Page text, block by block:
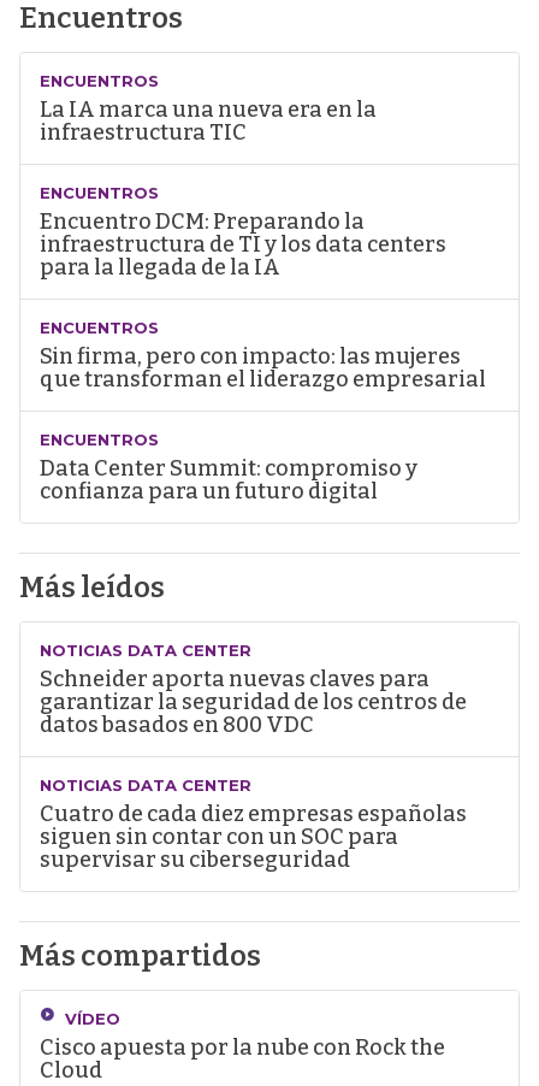
Encuentros
ENCUENTROS
La IA marca una nueva era en la
infraestructura TIC
ENCUENTROS
Encuentro DCM: Preparando la
infraestructura de TI y los data centers
para la llegada de la IA
ENCUENTROS
Sin firma, pero con impacto: las mujeres
que transforman el liderazgo empresarial
ENCUENTROS
Data Center Summit: compromiso y
confianza para un futuro digital
Más leídos
NOTICIAS DATA CENTER
Schneider aporta nuevas claves para
garantizar la seguridad de los centros de
datos basados en 800 VDC
NOTICIAS DATA CENTER
Cuatro de cada diez empresas españolas
siguen sin contar con un SOC para
supervisar su ciberseguridad
Más compartidos
VÍDEO
Cisco apuesta por la nube con Rock the
Cloud